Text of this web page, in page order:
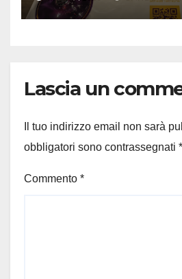
banale
Lascia un
Il tuo indirizzo email non sarà
obbligatori sono contrassegnati *
Commento *